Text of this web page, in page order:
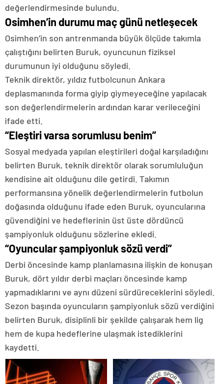
değerlendirmesinde bulundu.
Osimhen’in durumu maç günü netleşecek
Osimhen’in son antrenmanda büyük ölçüde takımla
çalıştığını belirten Buruk, oyuncunun fiziksel
durumunun iyi olduğunu söyledi.
Teknik direktör, yıldız futbolcunun Ankara
deplasmanında forma giyip giymeyeceğine yapılacak
son değerlendirmelerin ardından karar verileceğini
ifade etti.
“Eleştiri varsa sorumlusu benim”
Sosyal medyada yapılan eleştirileri doğal karşıladığını
belirten Buruk, teknik direktör olarak sorumluluğun
kendisine ait olduğunu dile getirdi. Takımın
performansına yönelik değerlendirmelerin futbolun
doğasında olduğunu ifade eden Buruk, oyuncularına
güvendiğini ve hedeflerinin üst üste dördüncü
şampiyonluk olduğunu sözlerine ekledi.
“Oyuncular şampiyonluk sözü verdi”
Derbi öncesinde kamp planlamasına ilişkin de konuşan
Buruk, dört yıldır derbi maçları öncesinde kamp
yapmadıklarını ve aynı düzeni sürdüreceklerini söyledi.
Sezon başında oyuncuların şampiyonluk sözü verdiğini
belirten Buruk, disiplinli bir şekilde çalışarak hem lig
hem de kupa hedeflerine ulaşmak istediklerini
kaydetti.